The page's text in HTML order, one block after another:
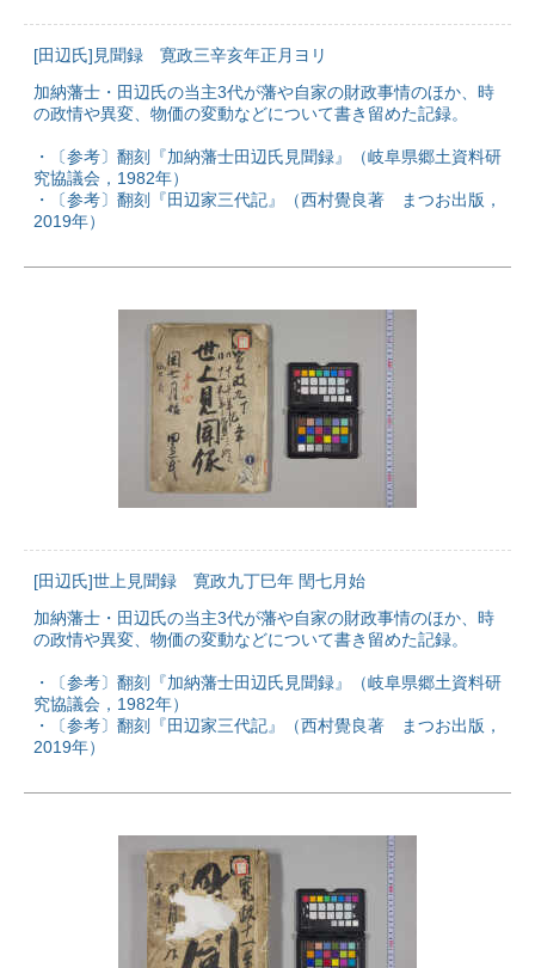
[田辺氏]見聞録 寛政三辛亥年正月ヨリ
加納藩士・田辺氏の当主3代が藩や自家の財政事情のほか、時
の政情や異変、物価の変動などについて書き留めた記録。
・〔参考〕翻刻『加納藩士田辺氏見聞録』（岐阜県郷土資料研
究協議会，1982年）
・〔参考〕翻刻『田辺家三代記』（西村覺良著 まつお出版，
2019年）
[田辺氏]世上見聞録 寛政九丁巳年 閏七月始
加納藩士・田辺氏の当主3代が藩や自家の財政事情のほか、時
の政情や異変、物価の変動などについて書き留めた記録。
・〔参考〕翻刻『加納藩士田辺氏見聞録』（岐阜県郷土資料研
究協議会，1982年）
・〔参考〕翻刻『田辺家三代記』（西村覺良著 まつお出版，
2019年）